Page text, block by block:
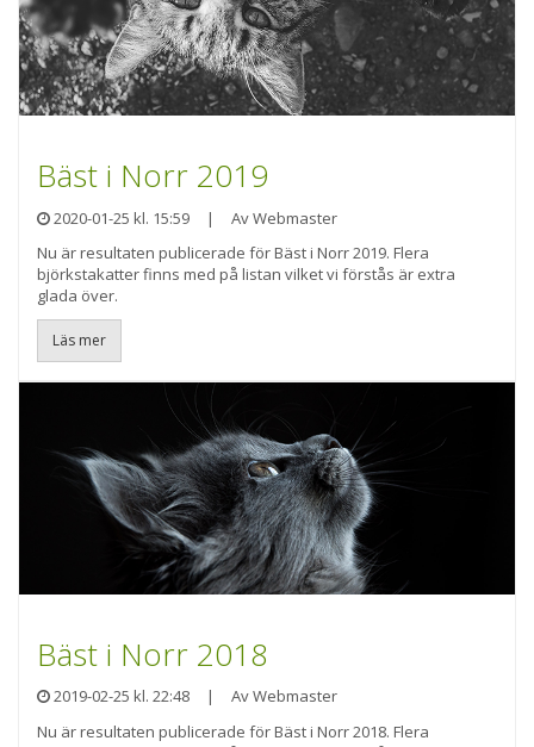
Bäst i Norr 2019
2020-01-25 kl. 15:59 |
Av Webmaster
Nu är resultaten publicerade för Bäst i Norr 2019. Flera
björkstakatter finns med på listan vilket vi förstås är extra
glada över.
Läs mer
Bäst i Norr 2018
2019-02-25 kl. 22:48 |
Av Webmaster
Nu är resultaten publicerade för Bäst i Norr 2018. Flera